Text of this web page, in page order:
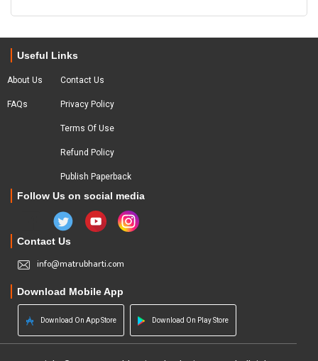
Useful Links
About Us
FAQs
Contact Us
Privacy Policy
Terms Of Use
Refund Policy
Publish Paperback
Follow Us on social media
Contact Us
info@matrubharti.com
Download Mobile App
Download On App Store Download On Play Store